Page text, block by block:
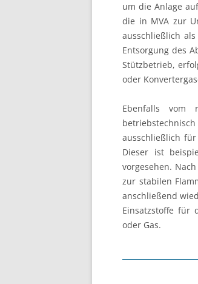
um die Anlage
die in MVA zur
ausschließlich
Entsorgung des
Stützbetrieb,
oder
Ebenfalls vom
ausschließlich
Dieser ist
vorgesehen.
zur stabilen
anschließend
Einsatzstoffe für
oder Gas.